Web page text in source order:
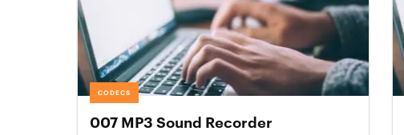
CODECS
007 MP3 Sound Recorder